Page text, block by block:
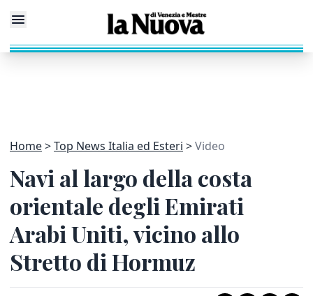
Home Top News Italia ed Esteri Video
Navi al largo della costa
orientale degli Emirati
Arabi Uniti, vicino allo
Stretto di Hormuz